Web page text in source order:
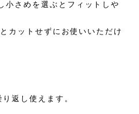
さめを選ぶとフィットしや
カットせずにお使いいただけ
返し使えます。